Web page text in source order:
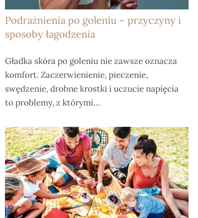
Podrażnienia po goleniu – przyczyny i
sposoby łagodzenia
Gładka skóra po goleniu nie zawsze oznacza
komfort. Zaczerwienienie, pieczenie,
swędzenie, drobne krostki i uczucie napięcia
to problemy, z którymi…